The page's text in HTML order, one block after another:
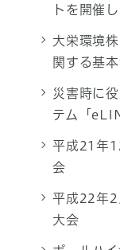
トを開催
大栄環境
関する基
災害時に
テム「
平成21年
会
平成22年
大会